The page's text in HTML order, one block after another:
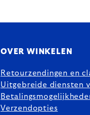
OVER WINKELEN
Retourzendingen en
Uitgebreide diensten
Verzendopties